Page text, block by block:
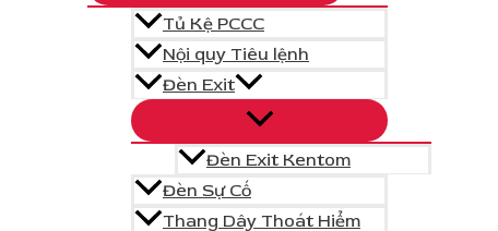
Tủ Kệ PCCC
Nội quy Tiêu lệnh
Đèn Exit
Đèn Exit Kentom
Đèn Sự Cố
Thang Dây Thoát Hiểm
Công ty TNHH Win365
- GPĐKKD: 0110026240 cấp tại Sở Tài ChínhTP.
- Địa chỉ: Số 37 ngõ 124 Do Nha, P.Xuân Phương, Tp.Hà
- Hotline: 0373266114
Chúng tôi luôn tìm kiếm và mang đến giải pháp vượt trội